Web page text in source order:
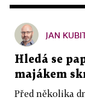
JAN
Hledá se
majákem
Před několika